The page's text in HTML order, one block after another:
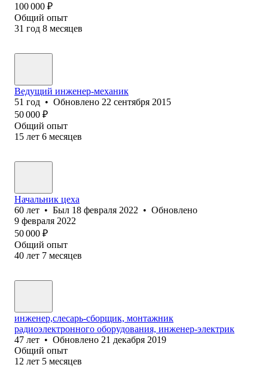
100 000 ₽
Общий опыт
31 год 8 месяцев
Ведущий инженер-механик
51 год • Обновлено 22 сентября 2015
50 000 ₽
Общий опыт
15 лет 6 месяцев
Начальник цеха
60 лет • Был 18 февраля 2022 • Обновлено
9 февраля 2022
50 000 ₽
Общий опыт
40 лет 7 месяцев
инженер,слесарь-сборщик, монтажник
радиоэлектронного оборудования, инженер-электрик
47 лет • Обновлено 21 декабря 2019
Общий опыт
12 лет 5 месяцев